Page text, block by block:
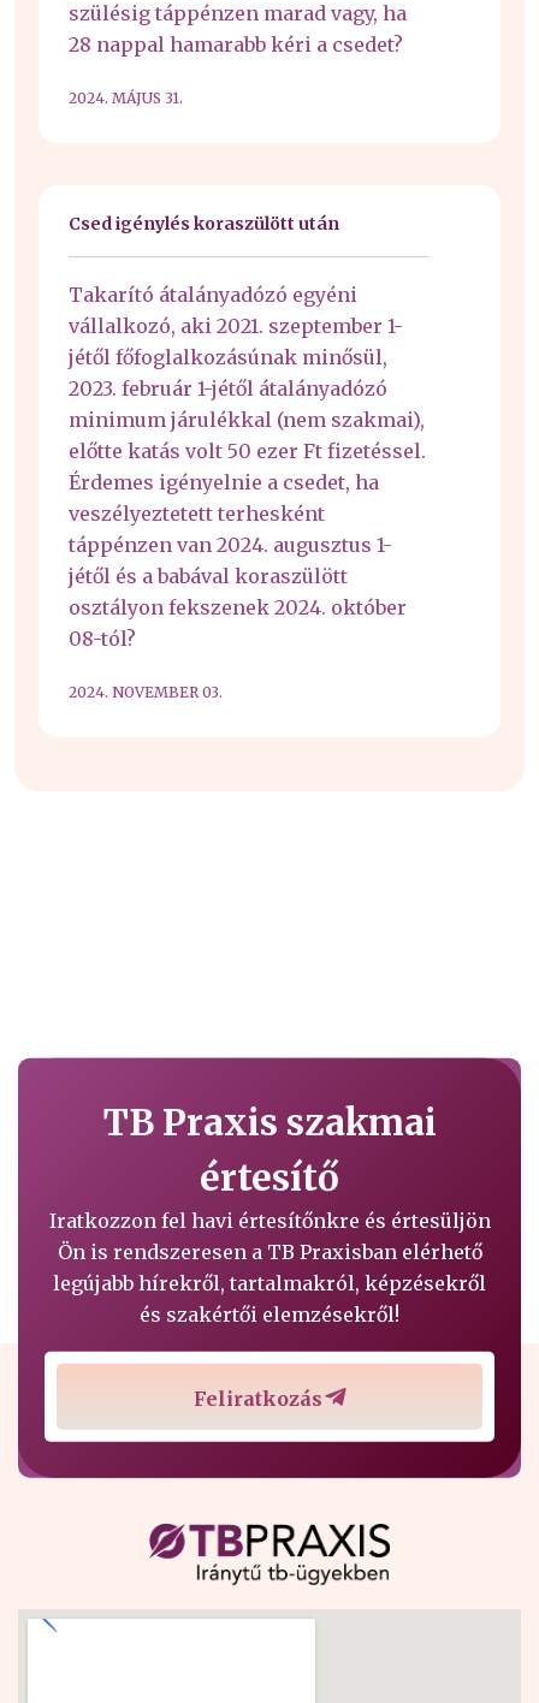
szülésig táppénzen marad vagy, ha
28 nappal hamarabb kéri a csedet?
2024. MÁJUS 31.
Csed igénylés koraszülött után
Takarító átalányadózó egyéni
vállalkozó, aki 2021. szeptember 1-
jétől főfoglalkozásúnak minősül,
2023. február 1-jétől átalányadózó
minimum járulékkal (nem szakmai),
előtte katás volt 50 ezer Ft fizetéssel.
Érdemes igényelnie a csedet, ha
veszélyeztetett terhesként
táppénzen van 2024. augusztus 1-
jétől és a babával koraszülött
osztályon fekszenek 2024. október
08-tól?
2024. NOVEMBER 03.
TB Praxis szakmai
értesítő
Iratkozzon fel havi értesítőnkre és értesüljön
Ön is rendszeresen a TB Praxisban elérhető
legújabb hírekről, tartalmakról, képzésekről
és szakértői elemzésekről!
Feliratkozás